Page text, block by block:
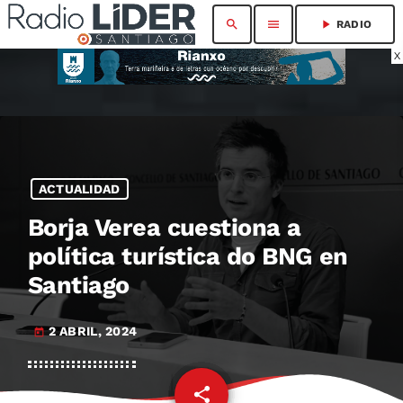
X
search menu play_arrow RADIO
ACTUALIDAD
Borja Verea cuestiona a
política turística do BNG en
Santiago
today 2 ABRIL, 2024
share
email